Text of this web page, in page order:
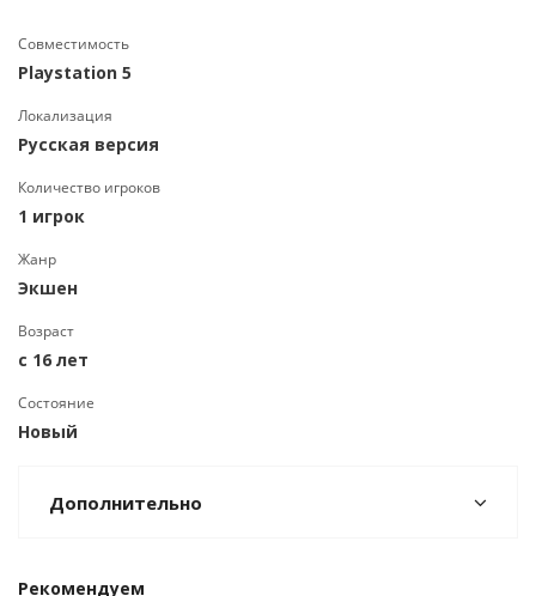
Совместимость
Playstation 5
Локализация
Русская версия
Количество игроков
1 игрок
Жанр
Экшен
Возраст
с 16 лет
Состояние
Новый
Дополнительно
Рекомендуем